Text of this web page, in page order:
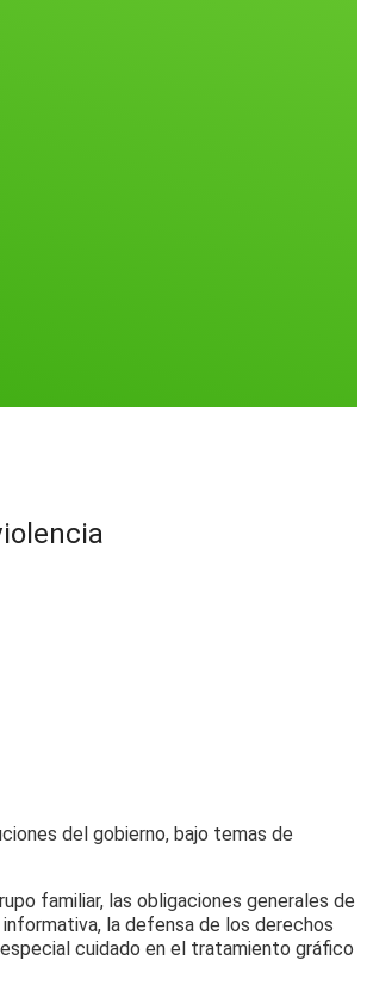
del gobierno, bajo temas de
familiar, las obligaciones generales de
la defensa de los derechos
cuidado en el tratamiento gráfico